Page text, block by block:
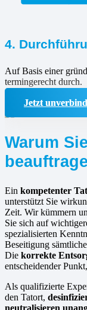
4.
Auf Basis einer
termingerecht durch.
Jetzt
Warum
Ein kompetenter
unterstützt Sie
Zeit. Wir kümmern
Sie sich auf
spezialisierten
Beseitigung
Die korrekte
entscheidender
Als qualifizierte
den Tatort,
neutralisieren